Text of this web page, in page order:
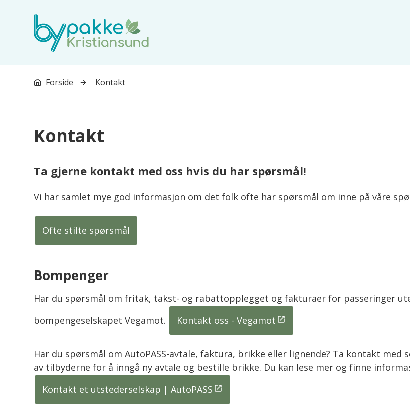
Bypakke Kristiansund
Du er her:
Forside Kontakt
Kontakt
Ta gjerne kontakt med oss hvis du har spørsmål!
Vi har samlet mye god informasjon om det folk ofte har spørsmål om inne på våre
Ofte stilte spørsmål
Bompenger
Har du spørsmål om fritak, takst- og rabattopplegget og fakturaer for passeringer
bompengeselskapet Vegamot.
Kontakt oss - Vegamot
Har du spørsmål om AutoPASS-avtale, faktura, brikke eller lignende? Ta kontakt med
av tilbyderne for å inngå ny avtale og bestille brikke. Du kan lese mer og finne
Kontakt et utstederselskap | AutoPASS